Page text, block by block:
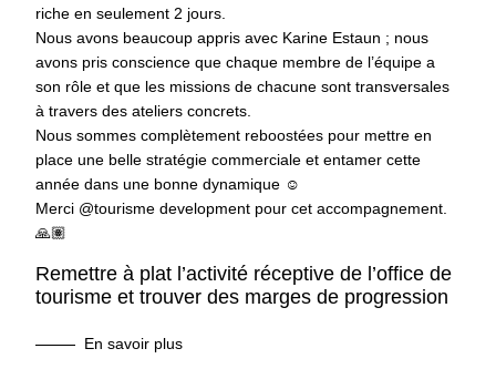
riche en seulement 2 jours.
Nous avons beaucoup appris avec Karine Estaun ; nous
avons pris conscience que chaque membre de l’équipe a
son rôle et que les missions de chacune sont transversales
à travers des ateliers concrets.
Nous sommes complètement reboostées pour mettre en
place une belle stratégie commerciale et entamer cette
année dans une bonne dynamique ☺️
Merci @tourisme development pour cet accompagnement.
🙏🏽
Remettre à plat l’activité réceptive de l’office de
tourisme et trouver des marges de progression
En savoir plus